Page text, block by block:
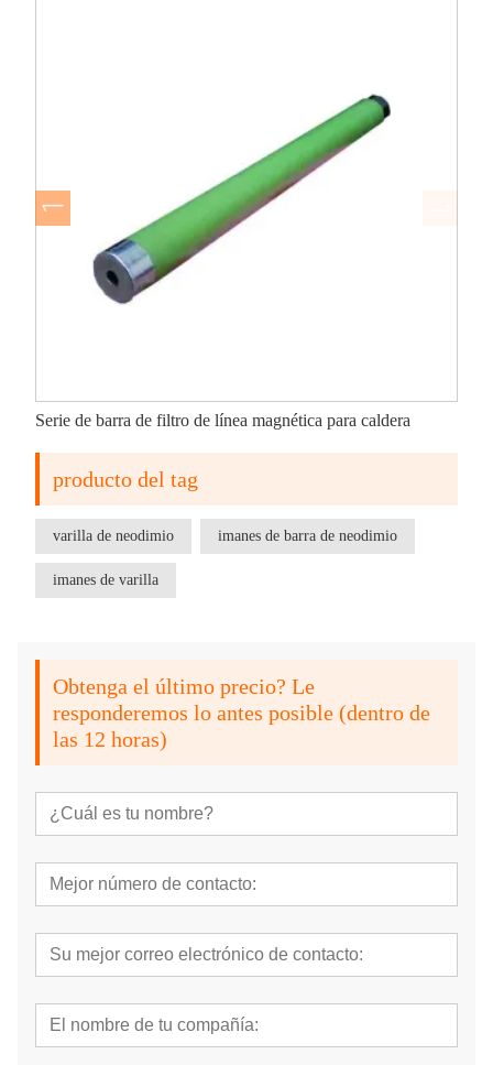
Serie de barra de filtro de línea magnética para caldera
producto del tag
varilla de neodimio imanes de barra de neodimio
imanes de varilla
Obtenga el último precio? Le
responderemos lo antes posible (dentro de
las 12 horas)